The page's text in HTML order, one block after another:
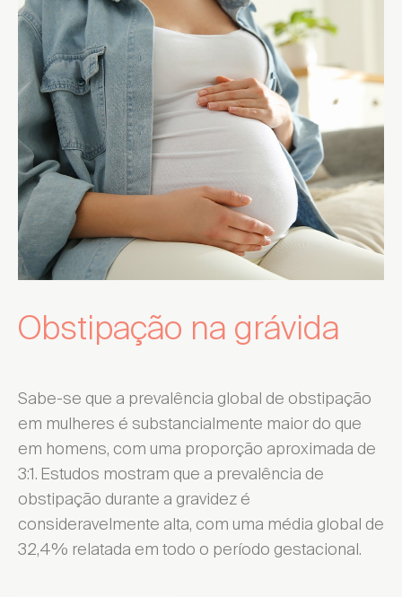
Obstipação na grávida
Sabe-se que a prevalência global de obstipação
em mulheres é substancialmente maior do que
em homens, com uma proporção aproximada de
3:1. Estudos mostram que a prevalência de
obstipação durante a gravidez é
consideravelmente alta, com uma média global de
32,4% relatada em todo o período gestacional.